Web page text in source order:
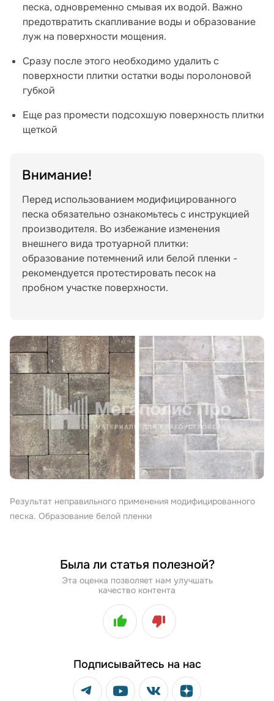
песка, одновременно смывая их водой. Важно
предотвратить скапливание воды и образование
луж на поверхности мощения.
Сразу после этого необходимо удалить с
поверхности плитки остатки воды поролоновой
губкой
Еще раз промести подсохшую поверхность плитки
щеткой
Внимание!
Перед использованием модифицированного
песка обязательно ознакомьтесь с инструкцией
производителя. Во избежание изменения
внешнего вида тротуарной плитки:
образование потемнений или белой пленки -
рекомендуется протестировать песок на
пробном участке поверхности.
Результат неправильного применения модифицированного
песка. Образование белой пленки
Была ли статья полезной?
Эта оценка позволяет нам улучшать
качество контента
Подписывайтесь на нас